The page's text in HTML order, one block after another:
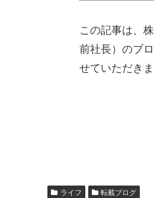
この記事は、
前社長）のブ
せていただき
ライフ 転載ブログ